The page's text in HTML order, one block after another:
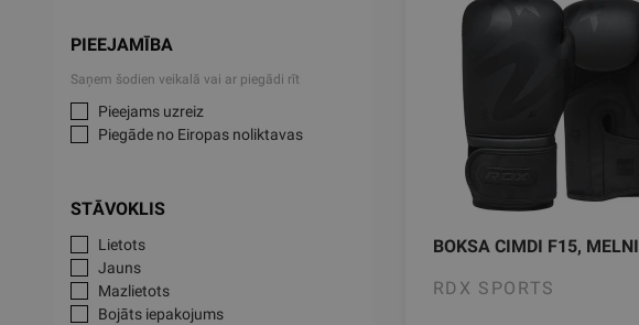
PIEEJAMĪBA
Saņem šodien veikalā vai ar piegādi rīt
Pieejams uzreiz
Piegāde no Eiropas noliktavas
STĀVOKLIS
Lietots
Jauns
Mazlietots
Bojāts iepakojums
BOKSA CIMDI F15, MELNI
RDX SPORTS